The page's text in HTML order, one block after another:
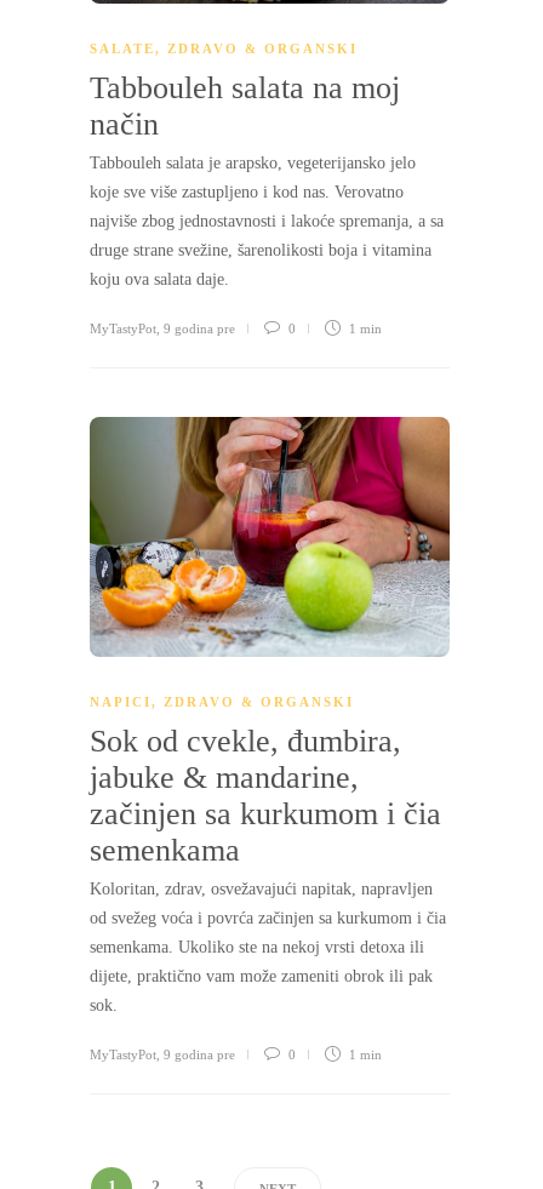
SALATE, ZDRAVO & ORGANSKI
Tabbouleh salata na moj
način
Tabbouleh salata je arapsko, vegeterijansko jelo
koje sve više zastupljeno i kod nas. Verovatno
najviše zbog jednostavnosti i lakoće spremanja, a sa
druge strane svežine, šarenolikosti boja i vitamina
koju ova salata daje.
MyTastyPot 9 godina pre 0 1 min
NAPICI, ZDRAVO & ORGANSKI
Sok od cvekle, đumbira,
jabuke & mandarine,
začinjen sa kurkumom i čia
semenkama
Koloritan, zdrav, osvežavajući napitak, napravljen
od svežeg voća i povrća začinjen sa kurkumom i čia
semenkama. Ukoliko ste na nekoj vrsti detoxa ili
dijete, praktično vam može zameniti obrok ili pak
sok.
MyTastyPot 9 godina pre 0 1 min